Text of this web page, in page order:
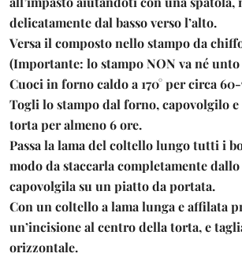
delicatamente dal basso verso l’alto.
Versa il composto nello stampo da
(Importante: lo stampo NON va né
Cuoci in forno caldo a 170° per circa
Togli lo stampo dal forno, capovolgilo
torta per almeno 6 ore.
Passa la lama del coltello lungo tutti i
modo da staccarla completamente dallo
capovolgila su un piatto da portata.
Con un coltello a lama lunga e affilata
un’incisione al centro della torta, e
orizzontale.